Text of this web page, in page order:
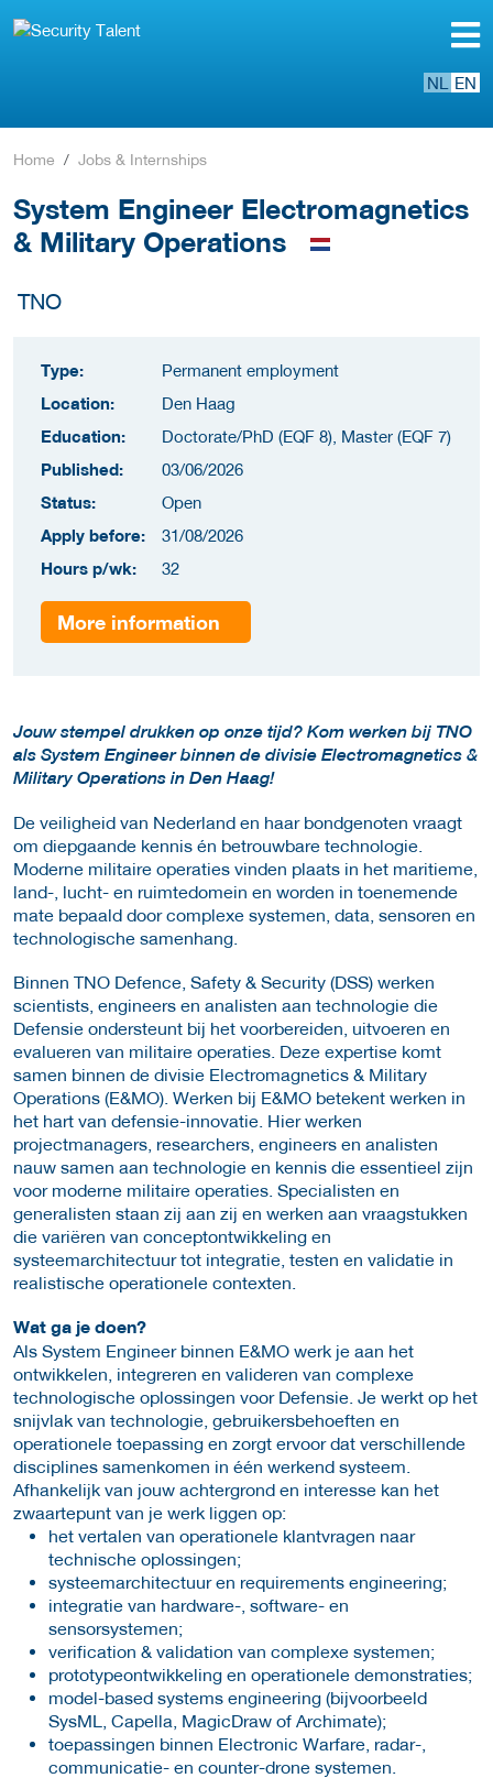
NL EN
Home Jobs & Internships
System Engineer Electromagnetics
& Military Operations
TNO
Type:
Permanent employment
Location:
Den Haag
Education:
Doctorate/PhD (EQF 8), Master (EQF 7)
Published:
03/06/2026
Status:
Open
Apply before:
31/08/2026
Hours p/wk:
32
More information
Jouw stempel drukken op onze tijd? Kom werken bij TNO
als System Engineer binnen de divisie Electromagnetics &
Military Operations in Den Haag!
De veiligheid van Nederland en haar bondgenoten vraagt
om diepgaande kennis én betrouwbare technologie.
Moderne militaire operaties vinden plaats in het maritieme,
land-, lucht- en ruimtedomein en worden in toenemende
mate bepaald door complexe systemen, data, sensoren en
technologische samenhang.
Binnen TNO Defence, Safety & Security (DSS) werken
scientists, engineers en analisten aan technologie die
Defensie ondersteunt bij het voorbereiden, uitvoeren en
evalueren van militaire operaties. Deze expertise komt
samen binnen de divisie Electromagnetics & Military
Operations (E&MO). Werken bij E&MO betekent werken in
het hart van defensie-innovatie. Hier werken
projectmanagers, researchers, engineers en analisten
nauw samen aan technologie en kennis die essentieel zijn
voor moderne militaire operaties. Specialisten en
generalisten staan zij aan zij en werken aan vraagstukken
die variëren van conceptontwikkeling en
systeemarchitectuur tot integratie, testen en validatie in
realistische operationele contexten.
Wat ga je doen?
Als System Engineer binnen E&MO werk je aan het
ontwikkelen, integreren en valideren van complexe
technologische oplossingen voor Defensie. Je werkt op het
snijvlak van technologie, gebruikersbehoeften en
operationele toepassing en zorgt ervoor dat verschillende
disciplines samenkomen in één werkend systeem.
Afhankelijk van jouw achtergrond en interesse kan het
zwaartepunt van je werk liggen op:
het vertalen van operationele klantvragen naar
technische oplossingen;
systeemarchitectuur en requirements engineering;
integratie van hardware-, software- en
sensorsystemen;
verification & validation van complexe systemen;
prototypeontwikkeling en operationele demonstraties;
model-based systems engineering (bijvoorbeeld
SysML, Capella, MagicDraw of Archimate);
toepassingen binnen Electronic Warfare, radar-,
communicatie- en counter-drone systemen.